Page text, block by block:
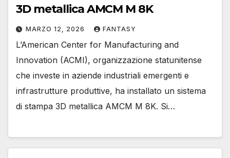
3D metallica AMCM M 8K
MARZO 12, 2026 FANTASY
L’American Center for Manufacturing and
Innovation (ACMI), organizzazione statunitense
che investe in aziende industriali emergenti e
infrastrutture produttive, ha installato un sistema
di stampa 3D metallica AMCM M 8K. Si…